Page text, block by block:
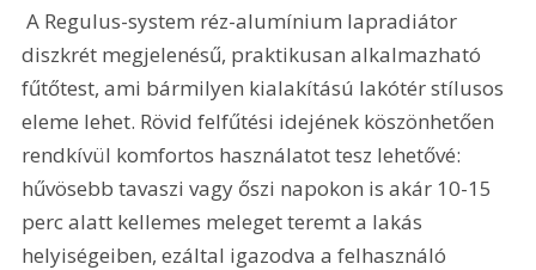
A Regulus-system réz-alumínium lapradiátor
diszkrét megjelenésű, praktikusan alkalmazható
fűtőtest, ami bármilyen kialakítású lakótér stílusos
eleme lehet. Rövid felfűtési idejének köszönhetően
rendkívül komfortos használatot tesz lehetővé:
hűvösebb tavaszi vagy őszi napokon is akár 10-15
perc alatt kellemes meleget teremt a lakás
helyiségeiben, ezáltal igazodva a felhasználó